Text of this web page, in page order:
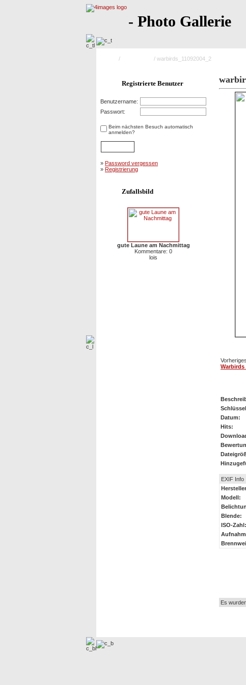
- Photo Gallerie
/ / warbirds_11092004_2
Registrierte Benutzer
Benutzername:
Passwort:
Beim nächsten Besuch automatisch
anmelden?
» Password vergessen
» Registrierung
Zufallsbild
gute Laune am Nachmittag
Kommentare: 0
lois
Datum:
Hits:
EXIF Info
Modell:
Blende:
ISO-Zahl:
Es